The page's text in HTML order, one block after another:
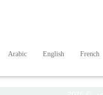
Arabic English French